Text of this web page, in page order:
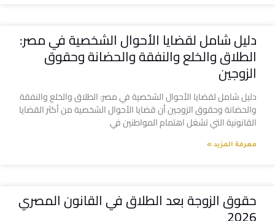
دليل شامل لقضايا الأحوال الشخصية في مصر:
الطلاق والخلع والنفقة والحضانة وحقوق
الزوجين
دليل شامل لقضايا الأحوال الشخصية في مصر: الطلاق والخلع والنفقة
والحضانة وحقوق الزوجين أن قضايا الأحوال الشخصية من أكثر القضايا
القانونية التي تشغل اهتمام المواطنين في
معرفة المزيد »
حقوق الزوجة بعد الطلاق في القانون المصري